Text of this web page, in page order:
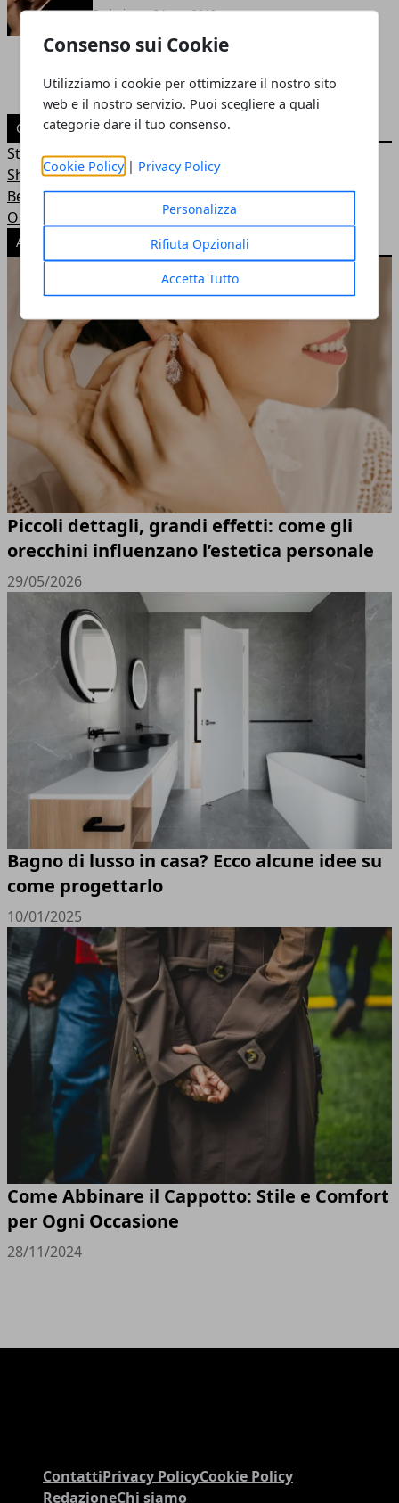
Consenso sui Cookie
Utilizziamo i cookie per ottimizzare il nostro sito
web e il nostro servizio. Puoi scegliere a quali
categorie dare il tuo consenso.
Cookie Policy | Privacy Policy
Personalizza
Rifiuta Opzionali
Accetta Tutto
Redazione- 24 mar 2019
CATEGORIE
Style
Shopping
Beauty
Outfit
ARTICOLI POPOLARI
Piccoli dettagli, grandi effetti: come gli
orecchini influenzano l’estetica personale
29/05/2026
Bagno di lusso in casa? Ecco alcune idee su
come progettarlo
10/01/2025
Come Abbinare il Cappotto: Stile e Comfort
per Ogni Occasione
28/11/2024
ContattiPrivacy PolicyCookie Policy
RedazioneChi siamo